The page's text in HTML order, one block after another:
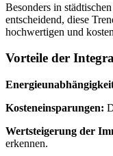
Besonders in
entscheidend, diese
hochwertigen und
Vorteile der
Kosteneinsparungen:
Wertsteigerung der
erkennen.